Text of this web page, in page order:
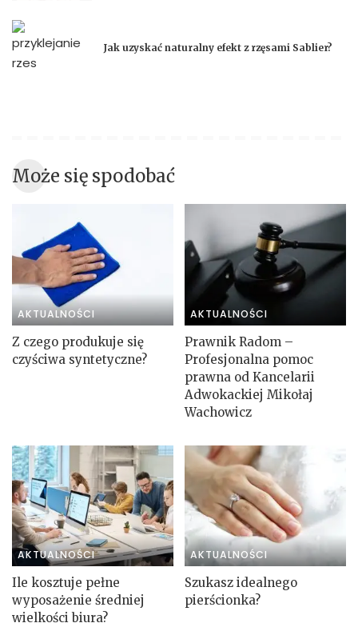
Jak uzyskać naturalny efekt z rzęsami Sablier?
Może się spodobać
AKTUALNOŚCI
Z czego produkuje się
czyściwa syntetyczne?
AKTUALNOŚCI
Prawnik Radom –
Profesjonalna pomoc
prawna od Kancelarii
Adwokackiej Mikołaj
Wachowicz
AKTUALNOŚCI
Ile kosztuje pełne
wyposażenie średniej
wielkości biura?
AKTUALNOŚCI
Szukasz idealnego
pierścionka?